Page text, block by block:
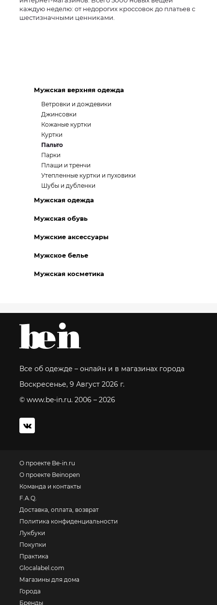
каждую неделю: от недорогих кроссовок до платьев с
шестизначными ценниками.
Мужская верхняя одежда
Ветровки и дождевики
Джинсовки
Кожаные куртки
Куртки
Пальто
Парки
Плащи и тренчи
Утепленные куртки и пуховики
Шубы и дубленки
Мужская одежда
Мужская обувь
Мужские аксессуары
Мужское белье
Мужская косметика
Все об одежде – онлайн и в магазинах города
Воскресенье, 9 Август 2026 г.
© www.be-in.ru. 2006 – 2026
О проекте Be-in.ru
О проекте Beinopen
Команда и контакты
F.A.Q.
Доставка, оплата, возврат
Политика конфиденциальности
Лукбуки
Покупки
Практика
Glocalabel.com
Магазины для дома
Города
Бренды